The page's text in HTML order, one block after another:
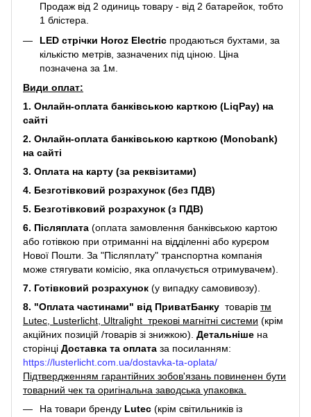
Продаж від 2 одиниць товару - від 2 батарейок, тобто
1 блістера.
LED стрічки Horoz Electric продаються бухтами, за
кількістю метрів, зазначених під ціною. Ціна
позначена за 1м.
Види оплат:
1. Онлайн-оплата банківською карткою (LiqPay) на
сайті
2. Онлайн-оплата банківською карткою (Monobank)
на сайті
3. Оплата на карту (за реквізитами)
4. Безготівковий розрахунок (без ПДВ)
5. Безготівковий розрахунок (з ПДВ)
6. Післяплата (оплата замовлення банківською картою
або готівкою при отриманні на відділенні або курєром
Нової Пошти. За "Післяплату" транспортна компанія
може стягувати комісію, яка оплачується отримувачем).
7. Готівковий розрахунок (у випадку самовивозу).
8. "Оплата частинами" від ПриватБанку товарів тм
Lutec, Lusterlicht, Ultralight трекові магнітні системи (крім
акційних позицій /товарів зі знижкою). Детальніше на
сторінці Доставка та оплата за посиланням:
https://lusterlicht.com.ua/dostavka-ta-oplata/
Підтвердженням гарантійних зобов'язань повиненен бути
товарний чек та оригінальна заводська упаковка.
На товари бренду Lutec (крім світильників із